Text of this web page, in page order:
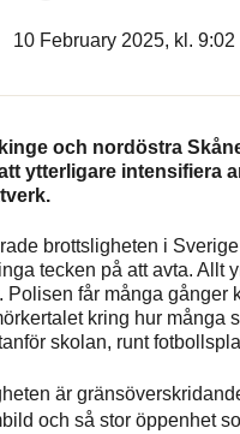
10 February 2025, kl. 9:02
och nordöstra
ytterligare intensifiera
brottsligheten i
tecken på att avta. Allt
Polisen får många gånger
kring hur många
skolan, runt
är
och så stor öppenhet